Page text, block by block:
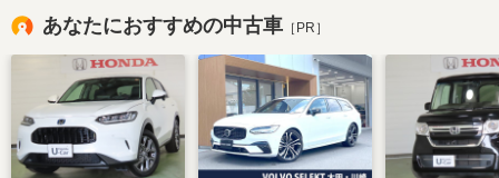
あなたにおすすめの中古車 ［PR］